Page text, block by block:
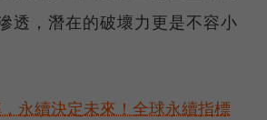
透，潛在的破壞力更是不容小
永續決定未來！全球永續指標